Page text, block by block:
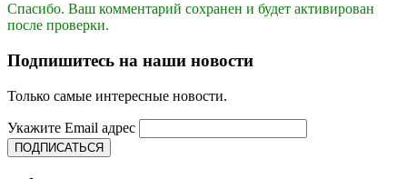
Спасибо. Ваш комментарий сохранен и будет активирован
после проверки.
Подпишитесь на наши новости
Только самые интересные новости.
Укажите Email адрес
ПОДПИСАТЬСЯ